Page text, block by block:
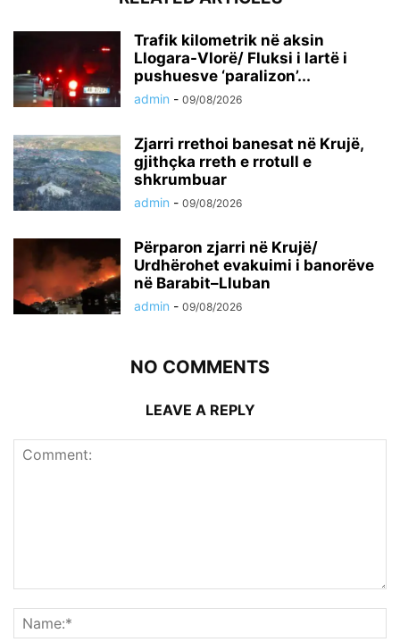
Trafik kilometrik në aksin
Llogara-Vlorë/ Fluksi i lartë i
pushuesve ‘paralizon’...
admin - 09/08/2026
Zjarri rrethoi banesat në Krujë,
gjithçka rreth e rrotull e
shkrumbuar
admin - 09/08/2026
Përparon zjarri në Krujë/
Urdhërohet evakuimi i banorëve
në Barabit–Lluban
admin - 09/08/2026
NO COMMENTS
LEAVE A REPLY